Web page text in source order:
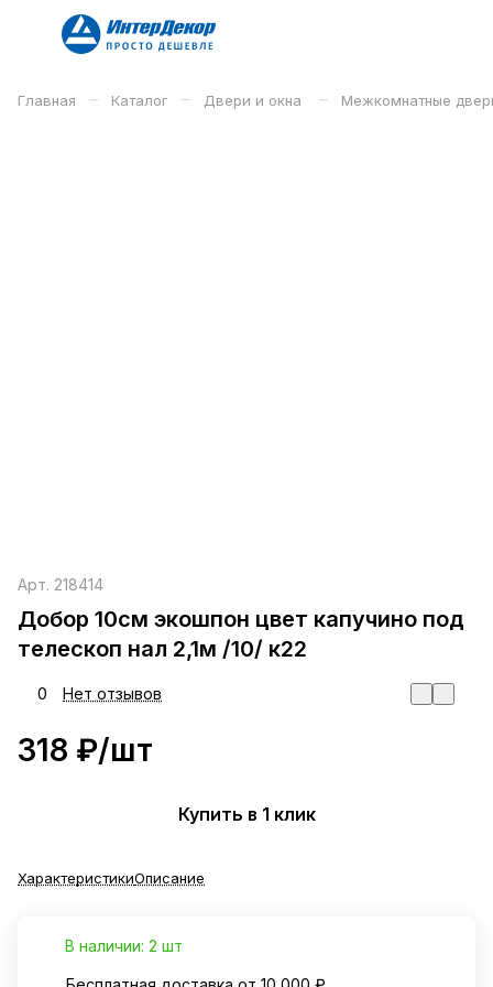
Главная – Каталог – Двери и окна – Межкомнатные
Арт. 218414
Добор 10см экошпон цвет капучино под
телескоп нал 2,1м /10/ к22
0 Нет отзывов
318 ₽/шт
Купить в 1 клик
ХарактеристикиОписание
В наличии: 2 шт